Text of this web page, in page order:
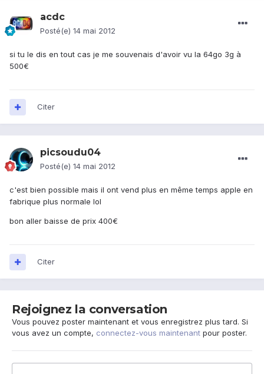
acdc
Posté(e) 14 mai 2012
si tu le dis en tout cas je me souvenais d'avoir vu la 64go 3g à
500€
Citer
picsoudu04
Posté(e) 14 mai 2012
c'est bien possible mais il ont vend plus en même temps apple en
fabrique plus normale lol
bon aller baisse de prix 400€
Citer
Rejoignez la conversation
Vous pouvez poster maintenant et vous enregistrez plus tard. Si
vous avez un compte, connectez-vous maintenant pour poster.